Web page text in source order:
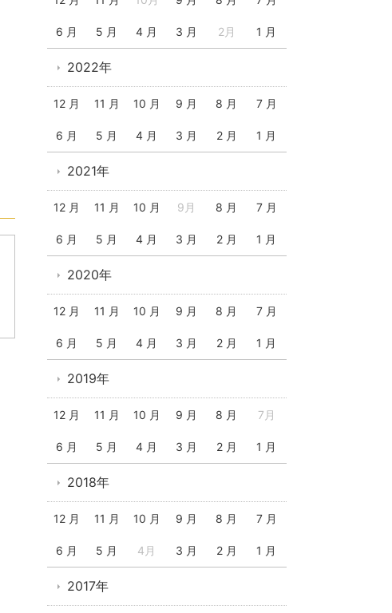
6 月 5 月 4 月 3 月 2月 1 月
2022年
12 月 11 月 10 月 9 月 8 月 7 月
6 月 5 月 4 月 3 月 2 月 1 月
2021年
12 月 11 月 10 月 9月 8 月 7 月
6 月 5 月 4 月 3 月 2 月 1 月
2020年
12 月 11 月 10 月 9 月 8 月 7 月
6 月 5 月 4 月 3 月 2 月 1 月
2019年
12 月 11 月 10 月 9 月 8 月 7月
6 月 5 月 4 月 3 月 2 月 1 月
2018年
12 月 11 月 10 月 9 月 8 月 7 月
6 月 5 月 4月 3 月 2 月 1 月
2017年